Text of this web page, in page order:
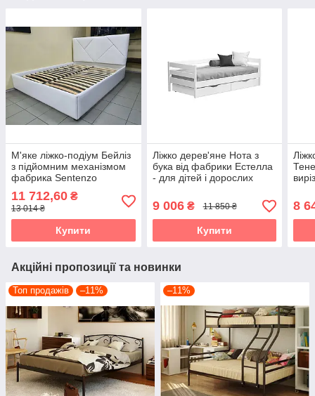
М'яке ліжко-подіум Бейліз
з підйомним механізмом
фабрика Sentenzo
11 712,60 ₴
13 014 ₴
Купити
Ліжко дерев'яне Нота з
бука від фабрики Естелла
- для дітей і дорослих
9 006₴ 11 850 ₴
Купити
8
Акційні пропозиції та новинки
Топ продажів –11% –11%